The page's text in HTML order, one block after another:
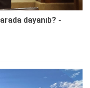
dayanıb? -